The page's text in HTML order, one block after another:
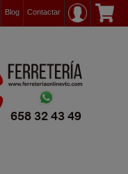
Contactar
Blog